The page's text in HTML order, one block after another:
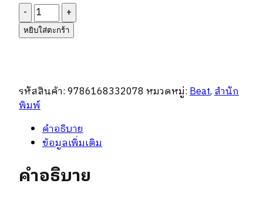
จำนวน
บอก
แล้ว
ได้
ฆ่า
หนึ่ง
คน
หาย
หยิบใส่ตะกร้า
รหัสสินค้า:9786168332078 หมวดหมู่:Beat,สำนัก
พิมพ์
คำอธิบาย
ข้อมูลเพิ่มเติม
คำอธิบาย